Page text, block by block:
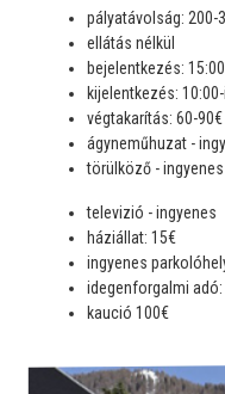
pályatávolság: 200-
ellátás nélkül
bejelentkezés:
kijelentkezés:
végtakarítás: 60-
ágyneműhuzat -
törülköző - ingyenes
televizió - ingyenes
háziállat: 15€
ingyenes
idegenforgalmi
kaució 100€